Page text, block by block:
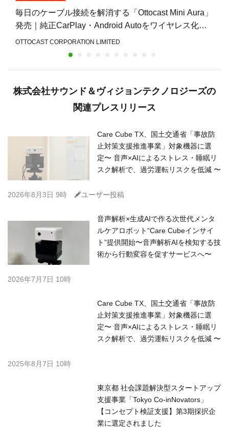
毎日のケーブル接続を解消する「Ottocast Mini Aura」
発売｜純正CarPlay・Android Autoをワイヤレス化
し、乗車後すぐ使える快適な車
OTTOCAST CORPORATION LIMITED
株式会社サウンド＆ヴィジョンテクノロジーズの
関連プレスリリース
Care Cube TX、国土交通省「事故防
止対策支援推進事業」対象機器に選
定〜 音声×AIによるストレス・睡眠リ
スク解析で、過労運転リスクを低減 〜
2026年8月3日 9時 Cユーザー投稿
音声解析×生成AIで作る次世代メンタ
ルケアロボット“Care Cubeインサイ
ト”提供開始〜音声解析AIを検知する技
術から行動変容を促すサービスへ〜
2026年7月7日 10時
Care Cube TX、国土交通省「事故防
止対策支援推進事業」対象機器に選
定〜 音声×AIによるストレス・睡眠リ
スク解析で、過労運転リスクを低減 〜
2025年8月7日 10時
東京都 社会課題解決型スタートアップ
支援事業「Tokyo Co-inNovators」
【コンセプト検証支援】第3期採択企
業に選定されました